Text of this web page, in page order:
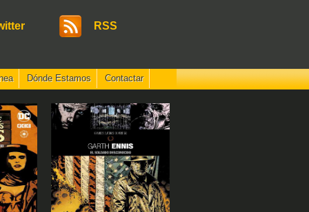
RSS
Dónde Estamos Contactar